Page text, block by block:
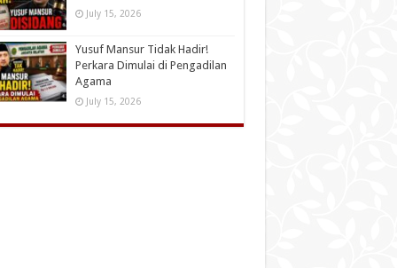
July 15, 2026
Yusuf Mansur Tidak Hadir!
Perkara Dimulai di Pengadilan
Agama
July 15, 2026